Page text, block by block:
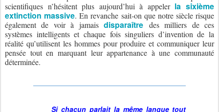
scientifiques n’hésitent plus aujourd’hui à appeler la sixième
extinction massive. En revanche sait-on que notre siècle risque
également de voir à jamaisdisparaître des milliers de ces
systèmes intelligents et chaque fois singuliers d’invention de la
réalité qu’utilisent les hommes pour produire et communiquer leur
pensée tout en marquant leur appartenance à une communauté
déterminée.
Si chacun parlait la même langue tout